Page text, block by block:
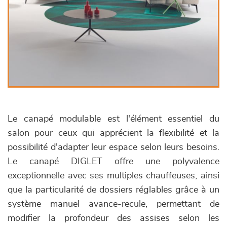
Le canapé modulable est l'élément essentiel du
salon pour ceux qui apprécient la flexibilité et la
possibilité d'adapter leur espace selon leurs besoins.
Le canapé DIGLET offre une polyvalence
exceptionnelle avec ses multiples chauffeuses, ainsi
que la particularité de dossiers réglables grâce à un
système manuel avance-recule, permettant de
modifier la profondeur des assises selon les